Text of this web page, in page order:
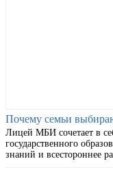
Почему семьи
Лицей МБИ сочетает в
государственного
знаний и всестороннее